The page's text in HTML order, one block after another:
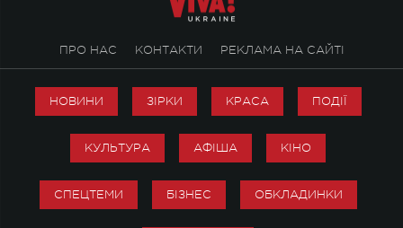
ПРО НАС КОНТАКТИ РЕКЛАМА НА САЙТІ
НОВИНИ ЗІРКИ КРАСА ПОДІЇ
КУЛЬТУРА АФІША КІНО
СПЕЦТЕМИ БІЗНЕС ОБКЛАДИНКИ